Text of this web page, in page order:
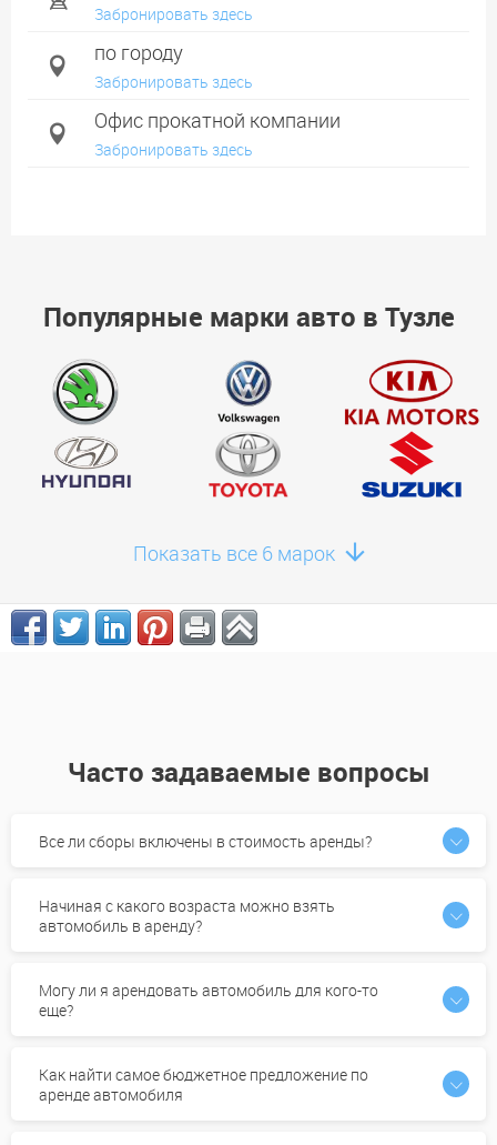
Забронировать здесь
по городу
Забронировать здесь
Офис прокатной компании
Забронировать здесь
Популярные марки авто в Тузле
Показать все 6 марок
Часто задаваемые вопросы
Все ли сборы включены в стоимость аренды?
Начиная с какого возраста можно взять
автомобиль в аренду?
Могу ли я арендовать автомобиль для кого-то
еще?
Как найти самое бюджетное предложение по
аренде автомобиля